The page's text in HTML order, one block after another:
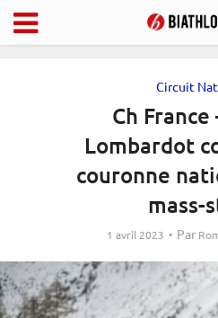
Circuit
Ch France
Lombardot
couronne
mass-
1 avril 2023 Par